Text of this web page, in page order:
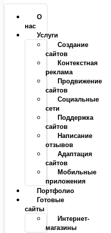
О
нас
Услуги
Создание
сайтов
Контекстная
реклама
Продвижение
сайтов
Социальные
сети
Поддержка
сайтов
Написание
отзывов
Адаптация
сайтов
Мобильные
приложения
Портфолио
Готовые
сайты
Интернет-
магазины